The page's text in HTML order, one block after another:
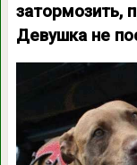
затормозить,
Девушка не